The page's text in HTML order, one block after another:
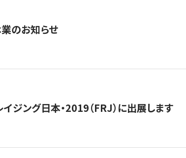
のお知らせ
イジング日本・2019（FRJ）に出展します